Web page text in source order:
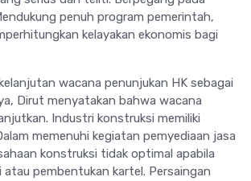
penuh program pemerintah,
kelayakan ekonomis bagi
wacana penunjukan HK sebagai
Dirut menyatakan bahwa wacana
Industri konstruksi memiliki
memenuhi kegiatan pemyediaan jasa
konstruksi tidak optimal apabila
pembentukan kartel. Persaingan